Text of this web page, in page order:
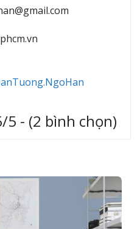
5 - (2 bình chọn)